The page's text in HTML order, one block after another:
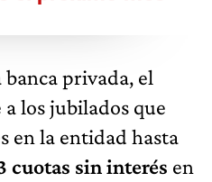
privada, el
a los jubilados que
en la entidad hasta
cuotas sin interés en